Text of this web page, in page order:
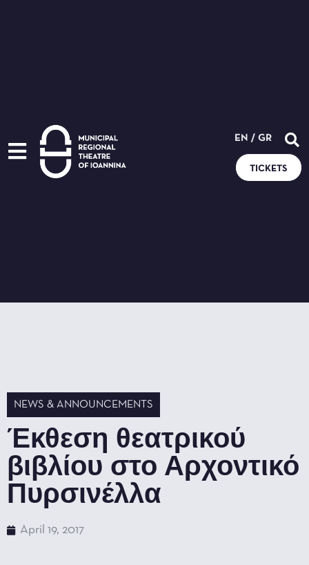
EN / GR
TICKETS
NEWS & ANNOUNCEMENTS
Έκθεση θεατρικού
βιβλίου στο Αρχοντικό
Πυρσινέλλα
April 19, 2017